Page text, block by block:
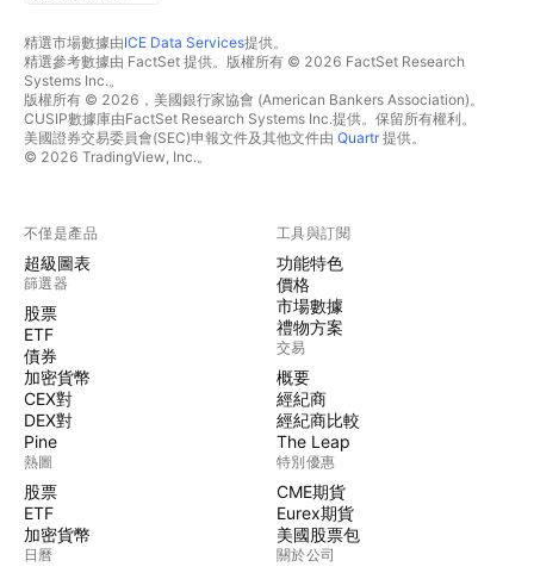
精選市場數據由ICE Data Services提供。
精選參考數據由 FactSet 提供。版權所有 © 2026 FactSet Research
Systems Inc.。
版權所有 © 2026，美國銀行家協會 (American Bankers Association)。
CUSIP數據庫由FactSet Research Systems Inc.提供。保留所有權利。
美國證券交易委員會(SEC)申報文件及其他文件由 Quartr提供。
© 2026 TradingView, Inc.。
不僅是產品
超級圖表
篩選器
股票
ETF
債券
加密貨幣
CEX對
DEX對
Pine
熱圖
股票
ETF
加密貨幣
日曆
工具與訂閱
功能特色
價格
市場數據
禮物方案
交易
概要
經紀商
經紀商比較
The Leap
特別優惠
CME期貨
Eurex期貨
美國股票包
關於公司